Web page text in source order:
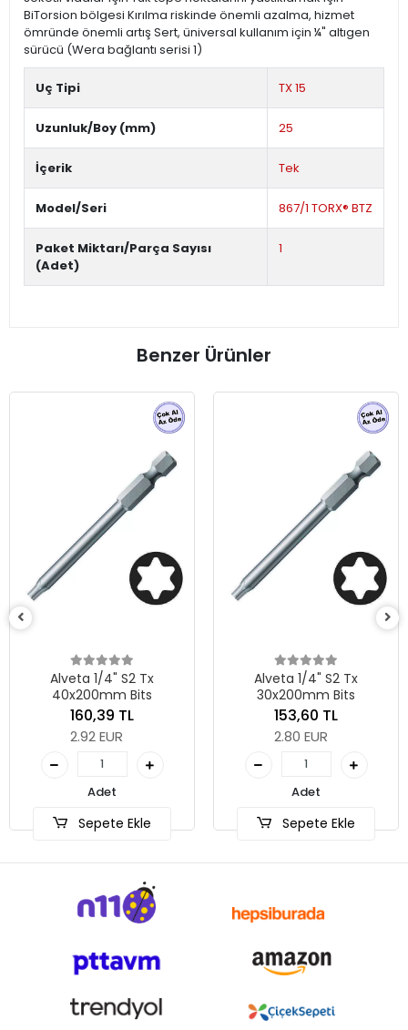
BiTorsion bölgesi Kırılma riskinde önemli azalma, hizmet
ömründe önemli artış Sert, üniversal kullanım için ¼" altıgen
sürücü (Wera bağlantı serisi 1)
Uç Tipi TX 15
Uzunluk/Boy (mm) 25
İçerik Tek
Model/Seri 867/1 TORX® BTZ
Paket Miktarı/Parça Sayısı
(Adet)
1
Benzer Ürünler
1/4" S2 Tx
Bits
160,39 TL
Sepete Ekle
Alveta 1/4" S2 Tx
30x200mm Bits
153,60 TL
Sepete Ekle